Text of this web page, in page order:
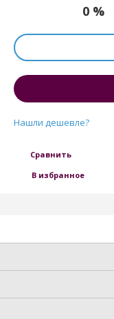
0 %
Нашли дешевле?
Сравнить
В избранное